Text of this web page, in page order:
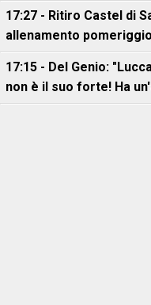
17:27 - Ritiro Castel di
allenamento pomeriggio
17:15 - Del Genio:
non è il suo forte! Ha